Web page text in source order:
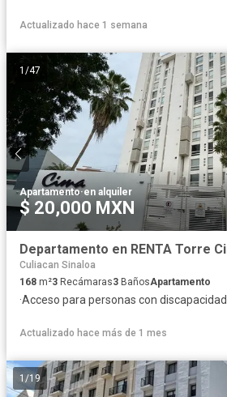
Actualizado hace 1 semana
1 /47
Apartamento·en alquiler
$ 20,000 MXN
Culiacan Sinaloa
168 m²3 Recámaras3 BañosApartamento
·Acceso para personas con discapacidad
Actualizado hace más de 1 mes
1 /19